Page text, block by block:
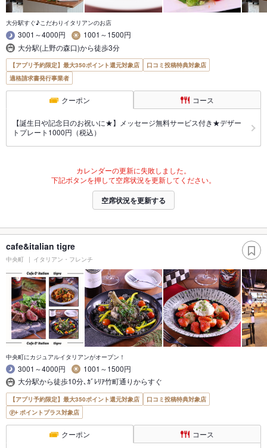
大分駅すぐ♪こだわりイタリアンのお店
3001～4000円
1001～1500円
大分駅(上野の森口)から徒歩3分
【アプリ予約限定】最大350ポイント還元対象店
口コミ投稿特典対象店
適格請求書発行事業者
クーポン コース
【誕生日や記念日のお祝いに★】メッセージ無料サービス付き★デザー
トプレート1000円（税込）
カレンダーの更新に失敗しました。
下記ボタンを押して空席状況を更新してください。
空席状況を更新する
cafe&italian tigre
中央町 イタリアン・フレンチ
中央町にカジュアルイタリアンがオープン！
3001～4000円
1001～1500円
大分駅から徒歩10分､ｶﾞﾚﾘｱ竹町通りからすぐ
【アプリ予約限定】最大350ポイント還元対象店
口コミ投稿特典対象店
ポイントプラス対象店
クーポン コース